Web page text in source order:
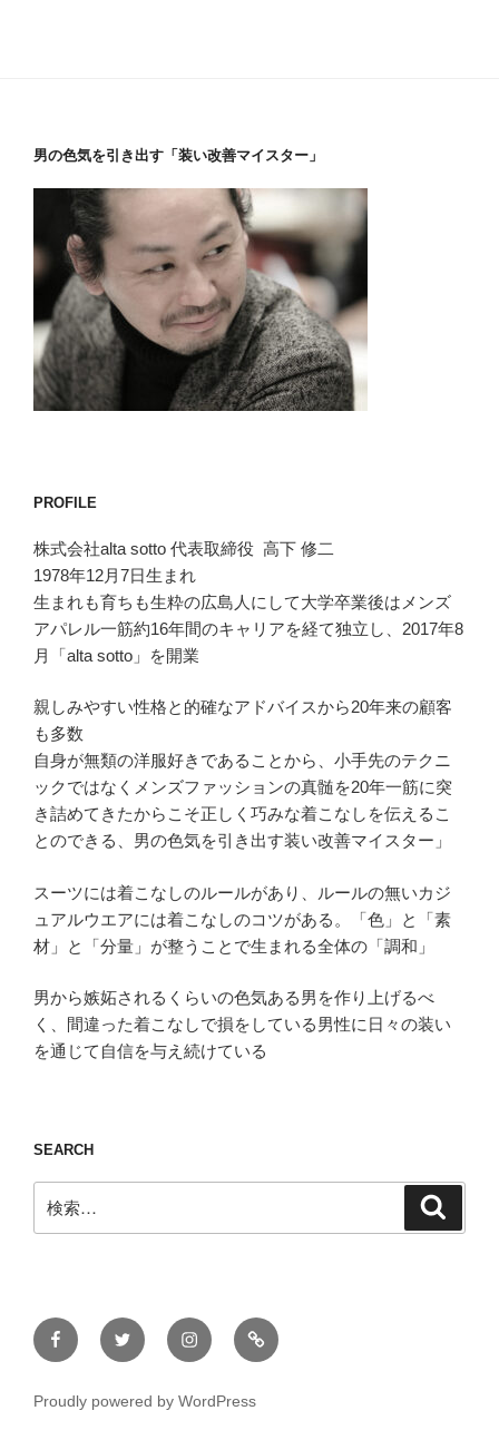
男の色気を引き出す「装い改善マイスター」
PROFILE
株式会社alta sotto 代表取締役 高下 修二
1978年12月7日生まれ
生まれも育ちも生粋の広島人にして大学卒業後はメンズ
アパレル一筋約16年間のキャリアを経て独立し、2017年8
月「alta sotto」を開業
親しみやすい性格と的確なアドバイスから20年来の顧客
も多数
自身が無類の洋服好きであることから、小手先のテクニ
ックではなくメンズファッションの真髄を20年一筋に突
き詰めてきたからこそ正しく巧みな着こなしを伝えるこ
とのできる、男の色気を引き出す装い改善マイスター」
スーツには着こなしのルールがあり、ルールの無いカジ
ュアルウエアには着こなしのコツがある。「色」と「素
材」と「分量」が整うことで生まれる全体の「調和」
男から嫉妬されるくらいの色気ある男を作り上げるべ
く、間違った着こなしで損をしている男性に日々の装い
を通じて自信を与え続けている
SEARCH
索:
FacebookTwitter InstagramONLINE
STORE
Proudly powered by WordPress